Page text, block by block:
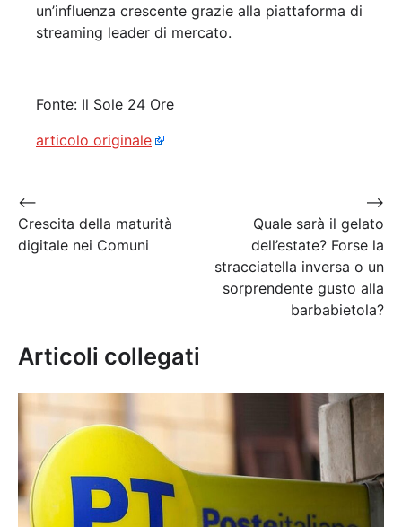
un’influenza crescente grazie alla piattaforma di
streaming leader di mercato.
Fonte: Il Sole 24 Ore
articolo originale
Navigazione
articoli
⟵
Crescita della maturità
digitale nei Comuni
Quale sarà il gelato
dell’estate? Forse la
stracciatella inversa o un
sorprendente gusto alla
barbabietola?
⟶
Articoli collegati